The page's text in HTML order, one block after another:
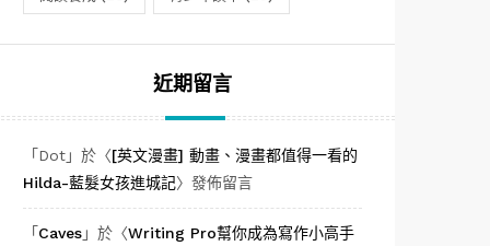
近期留言
「 Dot」於〈[英文漫畫] 動畫、漫畫都值得一看的
Hilda-藍髮女孩進城記〉發佈留言
「 Caves」於〈Writing Pro幫你成為寫作小高手